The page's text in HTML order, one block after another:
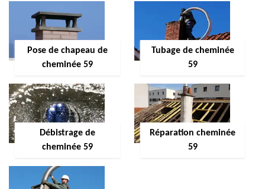
Pose de chapeau de
cheminée 59
Tubage de cheminée
59
Débistrage de
cheminée 59
Réparation cheminée
59